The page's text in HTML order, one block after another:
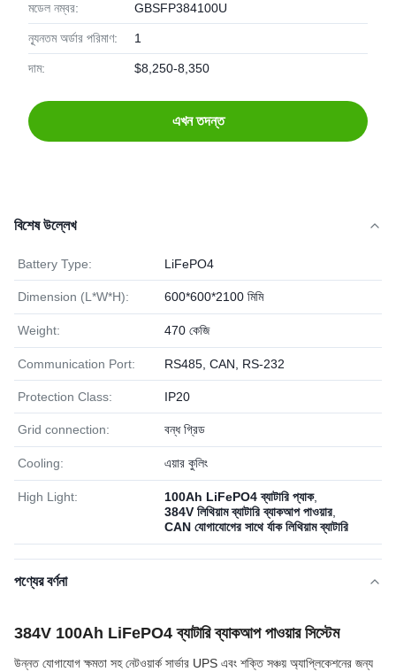
মডেল নম্বর: GBSFP384100U
ন্যূনতম অর্ডার পরিমাণ: 1
দাম: $8,250-8,350
এখন তদন্ত
বিশেষ উল্লেখ
Battery Type: LiFePO4
Dimension (L*W*H): 600*600*2100 মিমি
Weight: 470 কেজি
Communication Port: RS485, CAN, RS-232
Protection Class: IP20
Grid connection: বন্ধ গ্রিড
Cooling: এয়ার কুলিং
High Light: 100Ah LiFePO4 ব্যাটারি প্যাক,
384V লিথিয়াম ব্যাটারি ব্যাকআপ পাওয়ার
CAN যোগাযোগের সাথে র্যাক লিথিয়াম ব্যাটারি
পণ্যের বর্ণনা
384V 100Ah LiFePO4 ব্যাটারি ব্যাকআপ পাওয়ার সিস্টেম
উন্নত যোগাযোগ ক্ষমতা সহ নেটওয়ার্ক সার্ভার UPS এবং শক্তি সঞ্চয় অ্যাপ্লিকেশনের জন্য